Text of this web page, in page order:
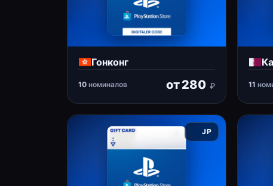
Гонконг
10 номиналов от280 ₽ 11
JP